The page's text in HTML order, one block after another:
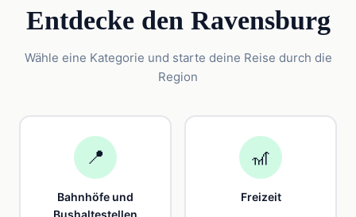
Entdecke den Ravensburg
Wähle eine Kategorie und starte deine Reise durch die
Region
📍
Bahnhöfe und
Bushaltestellen
🎢
Freizeit